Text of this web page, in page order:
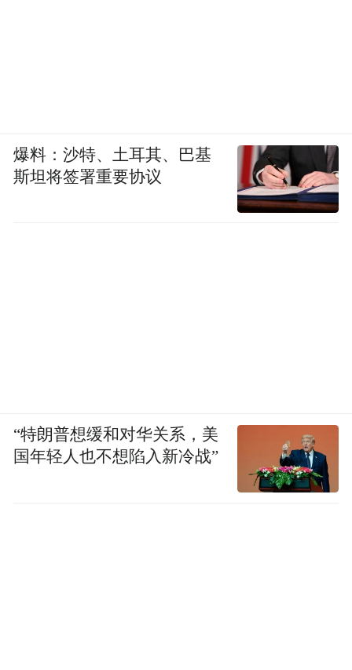
爆料：沙特、土耳其、巴基
斯坦将签署重要协议
“特朗普想缓和对华关系，美
国年轻人也不想陷入新冷战”